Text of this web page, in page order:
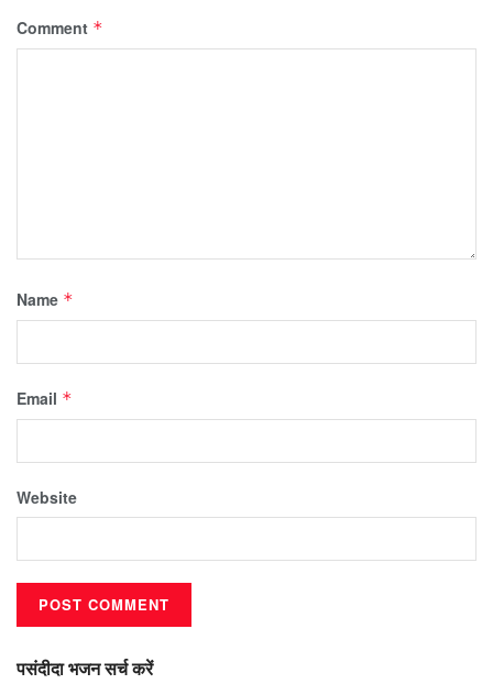
Comment *
Name *
Email *
Website
पसंदीदा भजन सर्च करें